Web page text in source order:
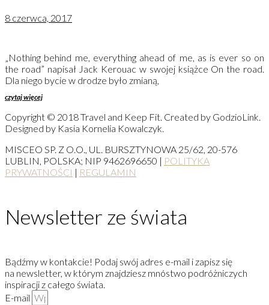
8 czerwca, 2017
„Nothing behind me, everything ahead of me, as is ever so on
the road” napisał Jack Kerouac w swojej książce On the road.
Dla niego bycie w drodze było zmianą,
czytaj więcej
Copyright © 2018 Travel and Keep Fit. Created by GodzioLink.
Designed by Kasia Kornelia Kowalczyk.
MISCEO SP. Z O.O., UL. BURSZTYNOWA 25/62, 20-576
LUBLIN, POLSKA; NIP 9462696650 | POLITYKA
PRYWATNOŚCI | REGULAMIN
Newsletter ze świata
Bądźmy w kontakcie! Podaj swój adres e-mail i zapisz się
na newsletter, w którym znajdziesz mnóstwo podróżniczych
inspiracji z całego świata.
E-mail